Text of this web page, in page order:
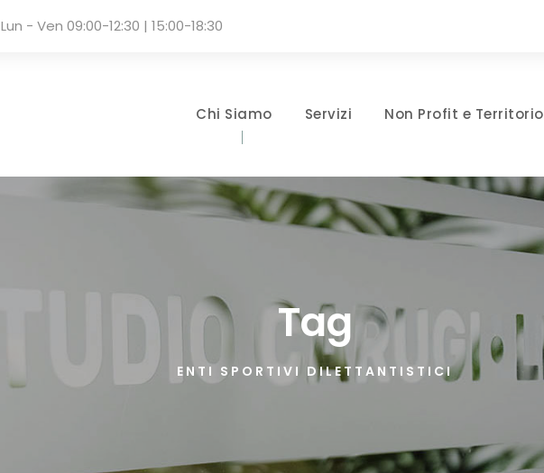
Lun - Ven 09:00-12:30 | 15:00-18:30
Chi Siamo Servizi Non Profit e Territorio
Tag
ENTI SPORTIVI DILETTANTISTICI